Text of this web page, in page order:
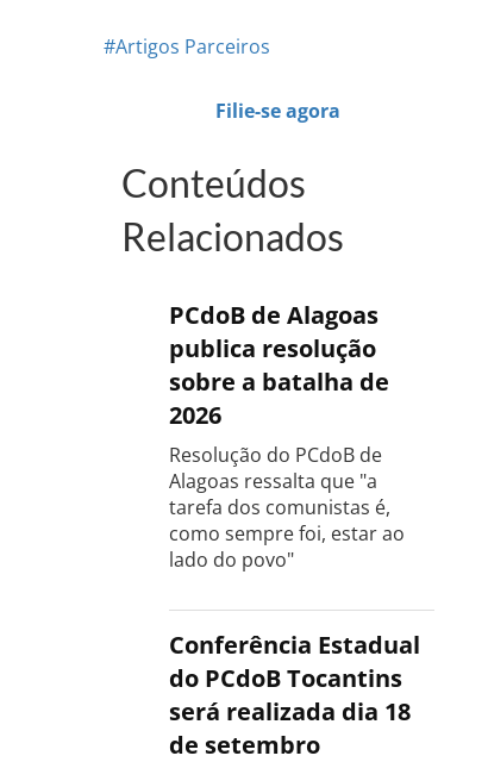
#Artigos Parceiros
Filie-se agora
Conteúdos
Relacionados
PCdoB de Alagoas
publica resolução
sobre a batalha de
2026
Resolução do PCdoB de
Alagoas ressalta que "a
tarefa dos comunistas é,
como sempre foi, estar ao
lado do povo"
Conferência Estadual
do PCdoB Tocantins
será realizada dia 18
de setembro